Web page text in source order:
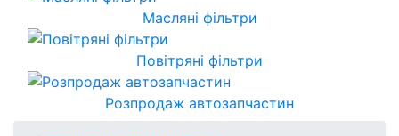
Масляні фільтри
Повітряні фільтри
Розпродаж автозапчастин